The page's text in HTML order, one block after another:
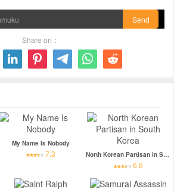
Send
Share on：
    
My Name Is Nobody
7.3 North Korean Partisan in South Korea
6.6